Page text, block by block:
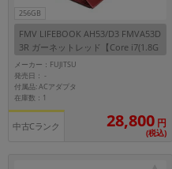
256GB
FMV LIFEBOOK AH53/D3 FMVA53D
3R ガーネットレッド【Core i7(1.8G
Hz)/8GB/256GB SSD/Win11Home】
メーカー：FUJITSU
発売日：-
付属品: ACアダプタ
在庫数：1
中古Cランク 28,800 円
(税込)
除外ワード
人気の検索ワード： Let's note EliteBookMacBook
カテゴリー
商品ジャンルの絞り込み
「スマートフォン」「タブレット」など
ノートPC